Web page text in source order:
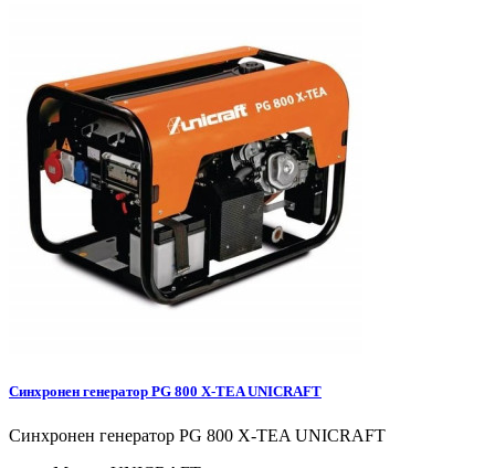
Синхронен генератор PG 800 X-TEA UNICRAFT
Синхронен генератор PG 800 X-TEA UNICRAFT